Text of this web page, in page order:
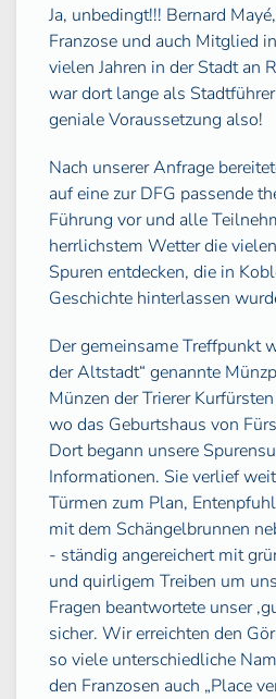
Ja, unbedingt!!! Bernard
Franzose und auch Mitglied
vielen Jahren in der Stadt an
war dort lange als
geniale Voraussetzung also!
Nach unserer Anfrage
auf eine zur DFG passende
Führung vor und alle
herrlichstem Wetter die
Spuren entdecken, die in
Geschichte hinterlassen
Der gemeinsame Treffpunkt
der Altstadt“ genannte
Münzen der Trierer
wo das Geburtshaus von
Dort begann unsere
Informationen. Sie verlief
Türmen zum Plan,
mit dem Schängelbrunnen
- ständig angereichert mit
und quirligem Treiben um
Fragen beantwortete unser
sicher. Wir erreichten den
so viele unterschiedliche
den Franzosen auch „Place